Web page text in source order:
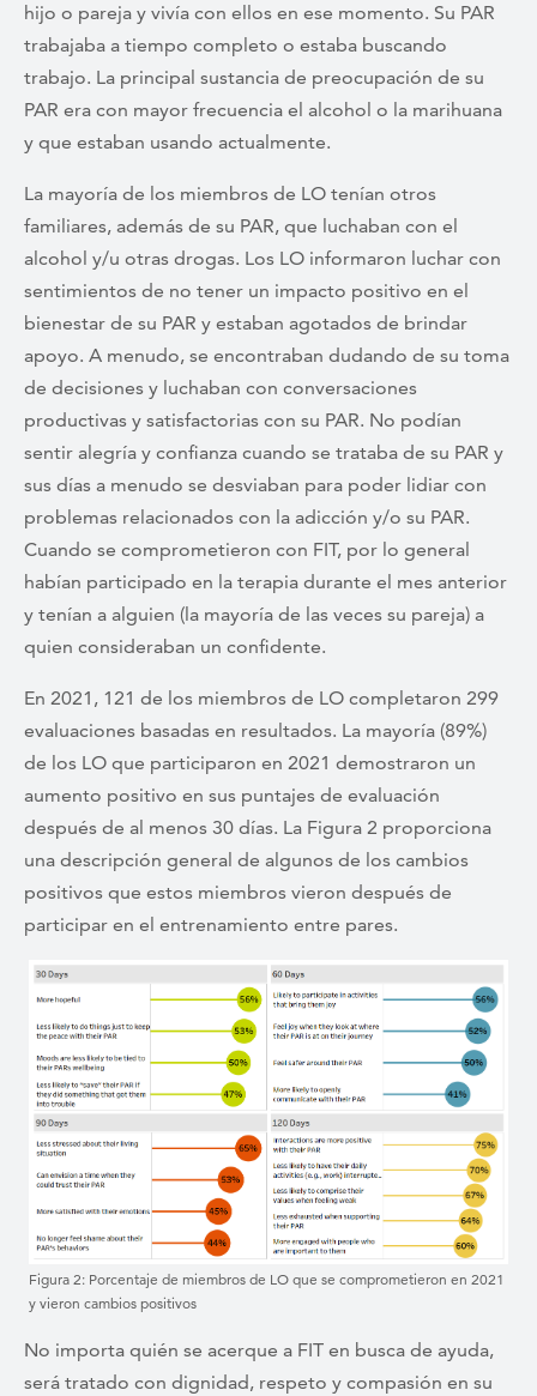
hijo o pareja y vivía con ellos en ese momento. Su PAR
trabajaba a tiempo completo o estaba buscando
trabajo. La principal sustancia de preocupación de su
PAR era con mayor frecuencia el alcohol o la marihuana
y que estaban usando actualmente.
La mayoría de los miembros de LO tenían otros
familiares, además de su PAR, que luchaban con el
alcohol y/u otras drogas. Los LO informaron luchar con
sentimientos de no tener un impacto positivo en el
bienestar de su PAR y estaban agotados de brindar
apoyo. A menudo, se encontraban dudando de su toma
de decisiones y luchaban con conversaciones
productivas y satisfactorias con su PAR. No podían
sentir alegría y confianza cuando se trataba de su PAR y
sus días a menudo se desviaban para poder lidiar con
problemas relacionados con la adicción y/o su PAR.
Cuando se comprometieron con FIT, por lo general
habían participado en la terapia durante el mes anterior
y tenían a alguien (la mayoría de las veces su pareja) a
quien consideraban un confidente.
En 2021, 121 de los miembros de LO completaron 299
evaluaciones basadas en resultados. La mayoría (89%)
de los LO que participaron en 2021 demostraron un
aumento positivo en sus puntajes de evaluación
después de al menos 30 días. La Figura 2 proporciona
una descripción general de algunos de los cambios
positivos que estos miembros vieron después de
participar en el entrenamiento entre pares.
Figura 2: Porcentaje de miembros de LO que se comprometieron en 2021
y vieron cambios positivos
No importa quién se acerque a FIT en busca de ayuda,
será tratado con dignidad, respeto y compasión en su